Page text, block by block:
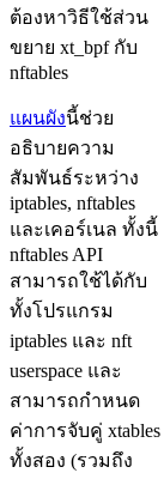
ต้องหาวิธีใช้ส่วน
ขยาย xt_bpf กับ
nftables
แผนผังนี้ช่วย
อธิบายความ
สัมพันธ์ระหว่าง
iptables, nftables
และเคอร์เนล ทั้งนี้
nftables API
สามารถใช้ได้กับ
ทั้งโปรแกรม
iptables และ nft
userspace และ
สามารถกำหนด
ค่าการจับคู่ xtables
ทั้งสอง (รวมถึง